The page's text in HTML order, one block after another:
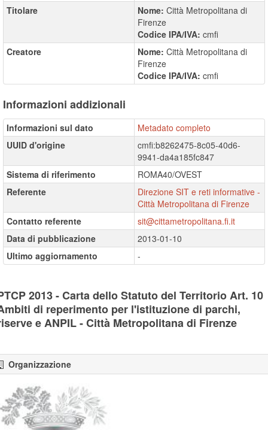
Titolare
Nome: Città Metropolitana di
Firenze
Codice IPA/IVA: cmfi
Creatore
Nome: Città Metropolitana di
Firenze
Codice IPA/IVA: cmfi
Informazioni addizionali
Informazioni sul dato
Metadato completo
UUID d'origine
cmfi:b8262475-8c05-40d6-
9941-da4a185fc847
Sistema di riferimento
ROMA40/OVEST
Referente
Direzione SIT e reti informative -
Città Metropolitana di Firenze
Contatto referente
sit@cittametropolitana.fi.it
Data di pubblicazione
2013-01-10
Ultimo aggiornamento
-
2013 - Carta dello Statuto del Territorio Art. 10
di reperimento per l'istituzione di parchi,
e ANPIL - Città Metropolitana di Firenze
Organizzazione